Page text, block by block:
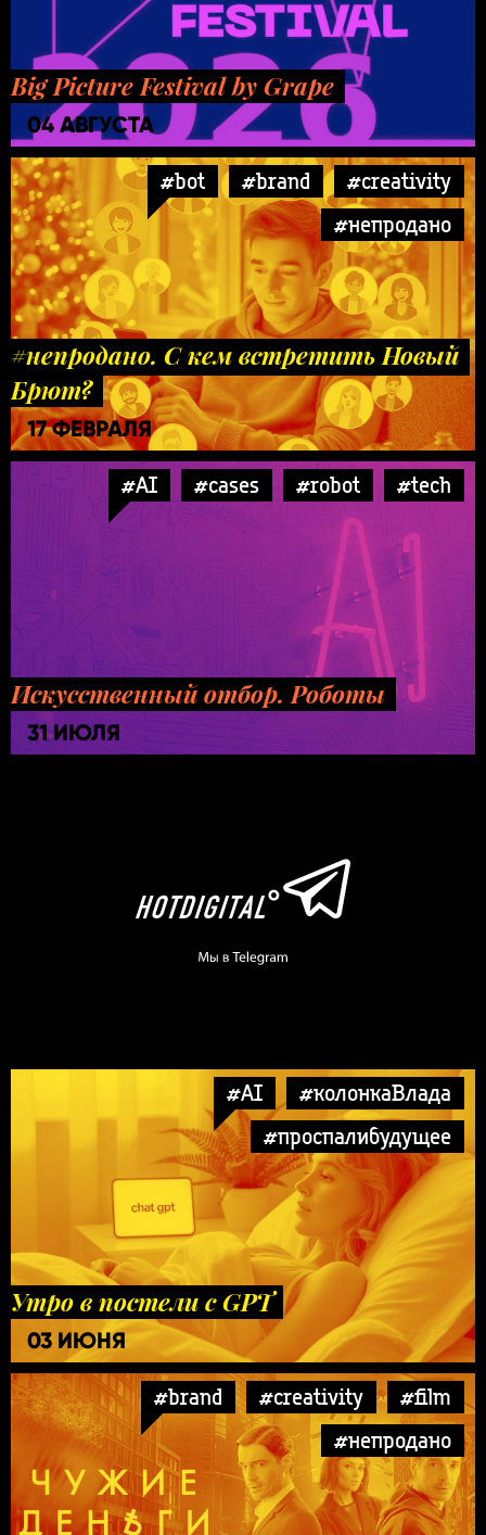
Big Picture Festival by Grape
04 АВГУСТА
#bot #brand
#creativity
#непродано
#непродано. С кем встретить Новый
Брют?
17 ФЕВРАЛЯ
#AI #cases #robot #tech
Искусственный отбор. Роботы
31 ИЮЛЯ
#AI
#колонкаВлада
#проспалибудущее
Утро в постели с GPT
03 ИЮНЯ
#brand #creativity
#film
#непродано